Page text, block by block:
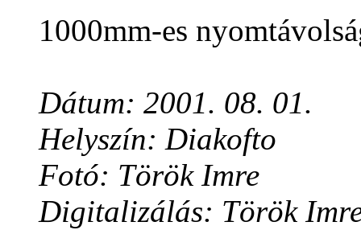
1000mm-es
Dátum: 2001. 08. 01.
Helyszín: Diakofto
Fotó: Török Imre
Digitalizálás: Török